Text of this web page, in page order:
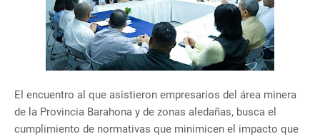
El encuentro al que asistieron empresarios del área minera
de la Provincia Barahona y de zonas aledañas, busca el
cumplimiento de normativas que minimicen el impacto que